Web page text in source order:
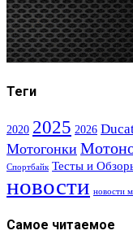
Теги
2020 2025 2026
Мотогонки
Спортбайк Тесты и
новости новости
Самое читаемое